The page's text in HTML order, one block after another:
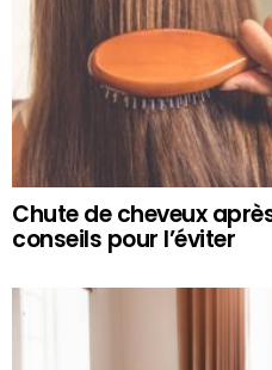
Chute de cheveux
conseils pour l’éviter